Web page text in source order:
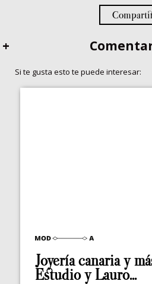
+
Si te gusta esto te puede interesar:
Joyería canaria y
Estudio y Lauro...